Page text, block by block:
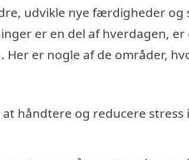
udvikle nye færdigheder og
er en del af hverdagen, er
er nogle af de områder,
håndtere og reducere stress i